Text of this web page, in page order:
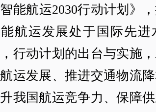
能航运2030行动计划》
航运发展处于国际先进
行动计划的出台与实施
运发展、推进交通物流降
我国航运竞争力、保障